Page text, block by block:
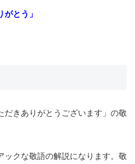
がとう」
だきありがとうございます」の敬
ックな敬語の解説になります。敬